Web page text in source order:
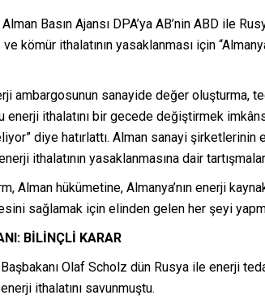
Basın Ajansı DPA’ya AB’nin ABD ile
ve kömür ithalatının yasaklanması için
ambargosunun sanayide değer
enerji ithalatını bir gecede değiştirmek
diye hatırlattı. Alman sanayi
ithalatının yasaklanmasına dair
Alman hükümetine, Almanya’nın enerji
sağlamak için elinden gelen her şeyi
BİLİNÇLİ KARAR
Olaf Scholz dün Rusya ile enerji
ithalatını savunmuştu.